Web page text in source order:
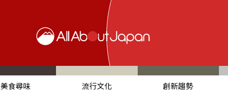
美食尋味 流行文化 創新趨勢